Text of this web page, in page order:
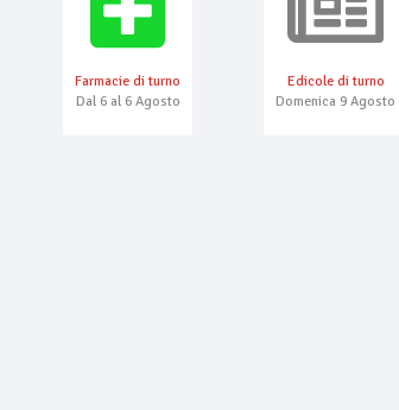
Farmacie di turno
Dal 6 al 6 Agosto
Edicole di turno
Domenica 9 Agosto